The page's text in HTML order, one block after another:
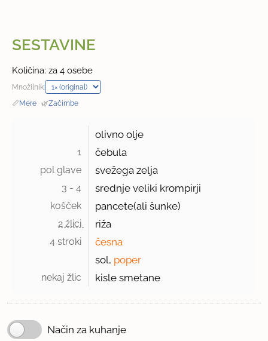
SESTAVINE
Količina: za 4 osebe
Množilnik:
📏Mere · 🌿Začimbe
olivno olje
1 čebula
pol glave svežega zelja
3 - 4 srednje veliki krompirji
košček pancete(ali šunke)
2 žlici riža
4 stroki
česna
sol, poper
nekaj žlic kisle smetane
Način za kuhanje